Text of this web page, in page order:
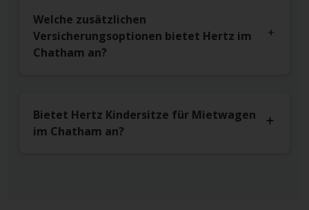
Welche zusätzlichen
Versicherungsoptionen bietet Hertz im
Chatham an?
Bietet Hertz Kindersitze für Mietwagen
im Chatham an?